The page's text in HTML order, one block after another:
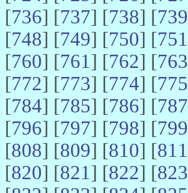
[736] [737] [738] [739
[748] [749] [750] [751
[760] [761] [762] [763
[772] [773] [774] [775
[784] [785] [786] [787
[796] [797] [798] [799
[808] [809] [810] [811
[820] [821] [822] [823